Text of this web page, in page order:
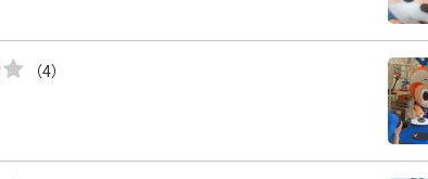
（4）